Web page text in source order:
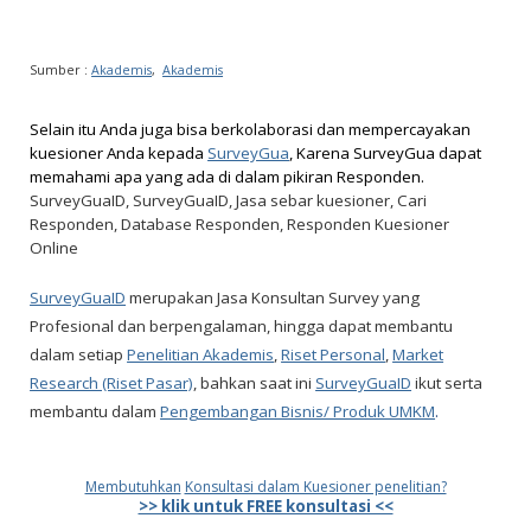
Sumber :Akademis,Akademis
Selain itu Anda juga bisa berkolaborasi dan mempercayakan
kuesioner Anda kepada SurveyGua, Karena SurveyGua dapat
memahami apa yang ada di dalam pikiran Responden.
SurveyGuaID, SurveyGuaID, Jasa sebar kuesioner, Cari
Responden, Database Responden, Responden Kuesioner
Online
SurveyGuaID merupakan Jasa Konsultan Survey yang
Profesional dan berpengalaman, hingga dapat membantu
dalam setiapPenelitian Akademis,Riset Personal,Market
Research (Riset Pasar), bahkan saat ini SurveyGuaID ikut serta
membantu dalamPengembangan Bisnis/ Produk UMKM.
Membutuhkan Konsultasi dalam Kuesioner penelitian?
>> klik untuk FREE konsultasi <<